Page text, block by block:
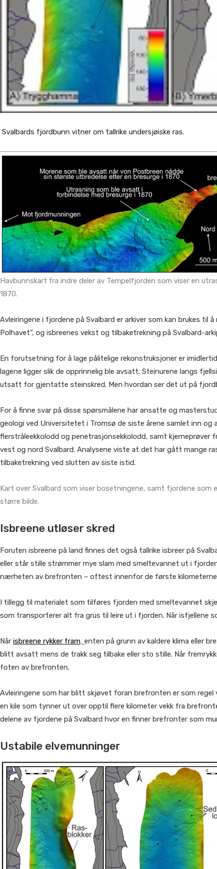
Svalbards fjordbunn vitner om tallrike undersjøiske ras.
Havbunnskart fra indre deler av Tempelfjorden som viser en
1870.
Avleiringene i fjordene på Svalbard er arkiver som kan brukes
Polhavet”, og isbreenes vekst og tilbaketrekning på Svalbard-
En forutsetning for å lage pålitelige rekonstruksjoner er
lagene ligger slik de opprinnelig ble avsatt. Steinurene langs
utsatt for gjentatte steinskred. Men hvordan ser det ut på
For å finne svar på disse spørsmålene har ansatte og
geologi ved Universitetet i Tromsø de siste årene samlet inn og
flerstråleekkolodd og penetrasjonsekkolodd, samt kjerneprøver
vest og nord Svalbard. Analysene viste at det har gått mange
tilbaketrekning ved slutten av siste istid.
Kart over Svalbard som viser bosetningene, samt fjordene som
større bilde.
Isbreene utløser skred
Foruten isbreene på land finnes det også tallrike isbreer på
eller står stille strømmer mye slam med smeltevannet ut i
nærheten av brefronten – oftest innenfor de første
I tillegg til materialet som tilføres fjorden med smeltevannet
som transporterer alt fra grus til leire ut i fjorden. Når isfjellene
Når isbreene rykker fram, enten på grunn av kaldere klima eller
blitt avsatt mens de trakk seg tilbake eller sto stille. Når
foten av brefronten.
Avleiringene som har blitt skjøvet foran brefronten er som
en kile som tynner ut over opptil flere kilometer vekk fra
delene av fjordene på Svalbard hvor en finner brefronter som
Ustabile elvemunninger